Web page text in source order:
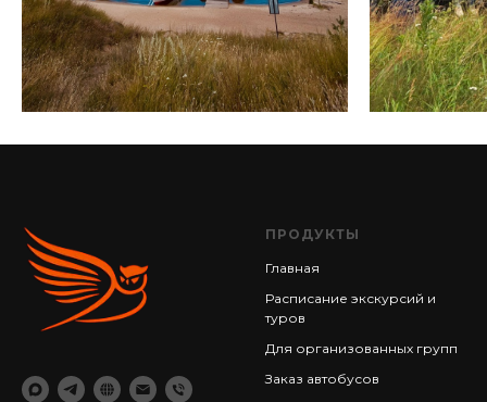
ПРОДУКТЫ
Главная
Расписание экскурсий и
туров
Для организованных групп
Заказ автобусов